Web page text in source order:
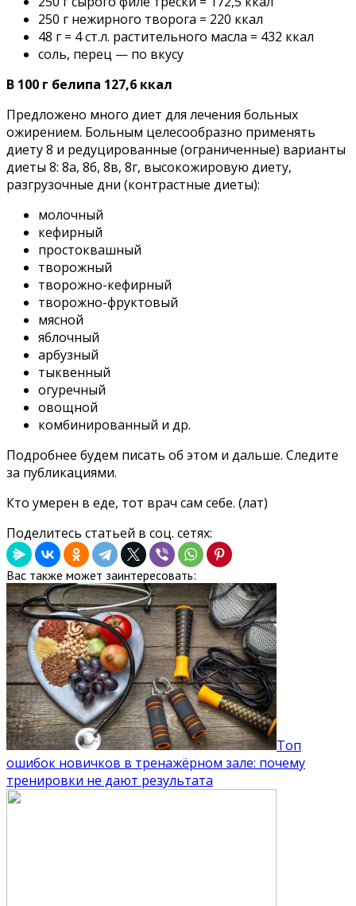
250 г нежирного творога = 220 ккал
48 г = 4 ст.л. растительного масла = 432 ккал
соль, перец — по вкусу
В 100 г белипа 127,6 ккал
Предложено много диет для лечения больных
ожирением. Больным целесообразно применять
диету 8 и редуцированные (ограниченные) варианты
диеты 8: 8а, 8б, 8в, 8г, высокожировую диету,
разгрузочные дни (контрастные диеты):
молочный
кефирный
простоквашный
творожный
творожно-кефирный
творожно-фруктовый
мясной
яблочный
арбузный
тыквенный
огуречный
овощной
комбинированный и др.
Подробнее будем писать об этом и дальше. Следите
за публикациями.
Кто умерен в еде, тот врач сам себе. (лат)
Поделитесь статьей в соц. сетях:
Вас также может заинтересовать:
Топ
ошибок новичков в тренажёрном зале: почему
тренировки не дают результата